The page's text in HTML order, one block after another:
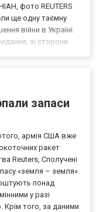
фото REUTERS
ще одну таємну
війни в Україні.
зі сторони
запаси
армія США вже
ракет
Reuters, Сполучені
«земля – земля».
понад
у разі
Крім того, за даними